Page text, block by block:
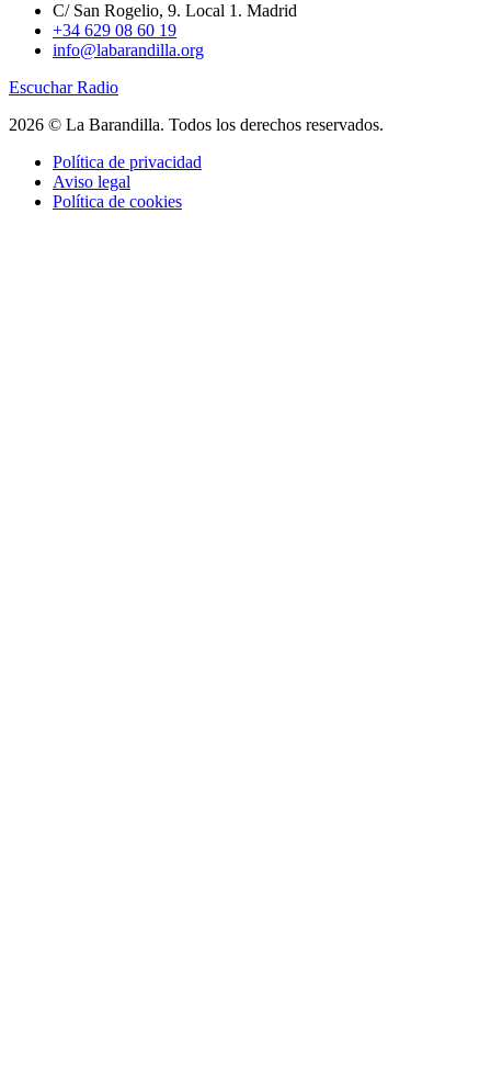
C/ San Rogelio, 9. Local 1. Madrid
+34 629 08 60 19
info@labarandilla.org
Escuchar Radio
2026 © La Barandilla. Todos los derechos reservados.
Política de privacidad
Aviso legal
Política de cookies